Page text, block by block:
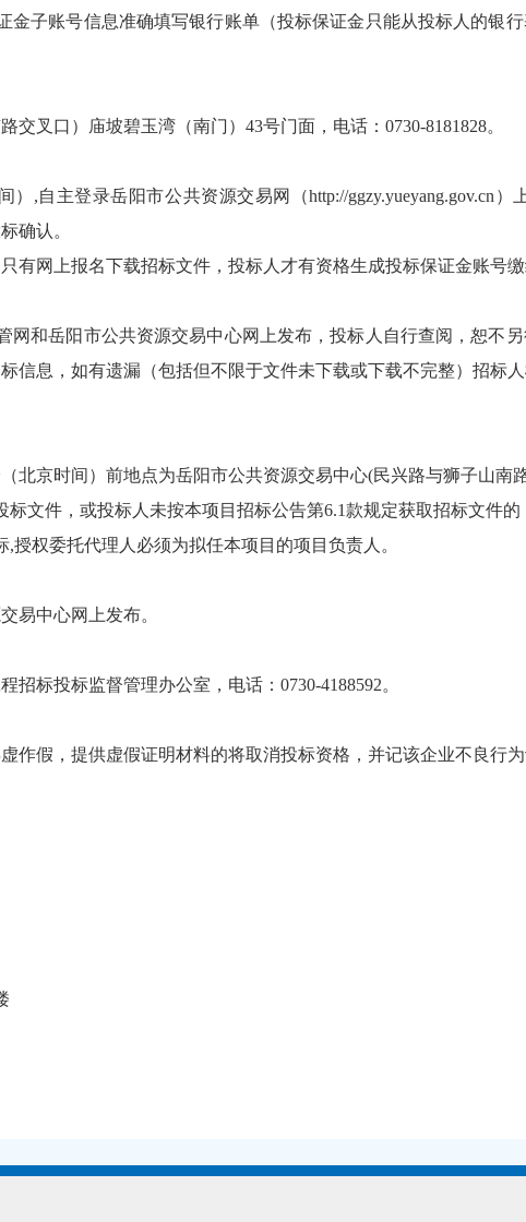
金子账号信息准确填写银行账单（投标保证金只能从投标人的银
交叉口）庙坡碧玉湾（南门）43号门面，电话：0730-8181828。
）,自主登录岳阳市公共资源交易网（http://ggzy.yueyang.gov.cn
确认。
有网上报名下载招标文件，投标人才有资格生成投标保证金账号
网和岳阳市公共资源交易中心网上发布，投标人自行查阅，恕不
信息，如有遗漏（包括但不限于文件未下载或下载不完整）招标
北京时间）前地点为岳阳市公共资源交易中心(民兴路与狮子山南
文件，或投标人未按本项目招标公告第6.1款规定获取招标文件的
权委托代理人必须为拟任本项目的项目负责人。
易中心网上发布。
标投标监督管理办公室，电话：0730-4188592。
作假，提供虚假证明材料的将取消投标资格，并记该企业不良行为